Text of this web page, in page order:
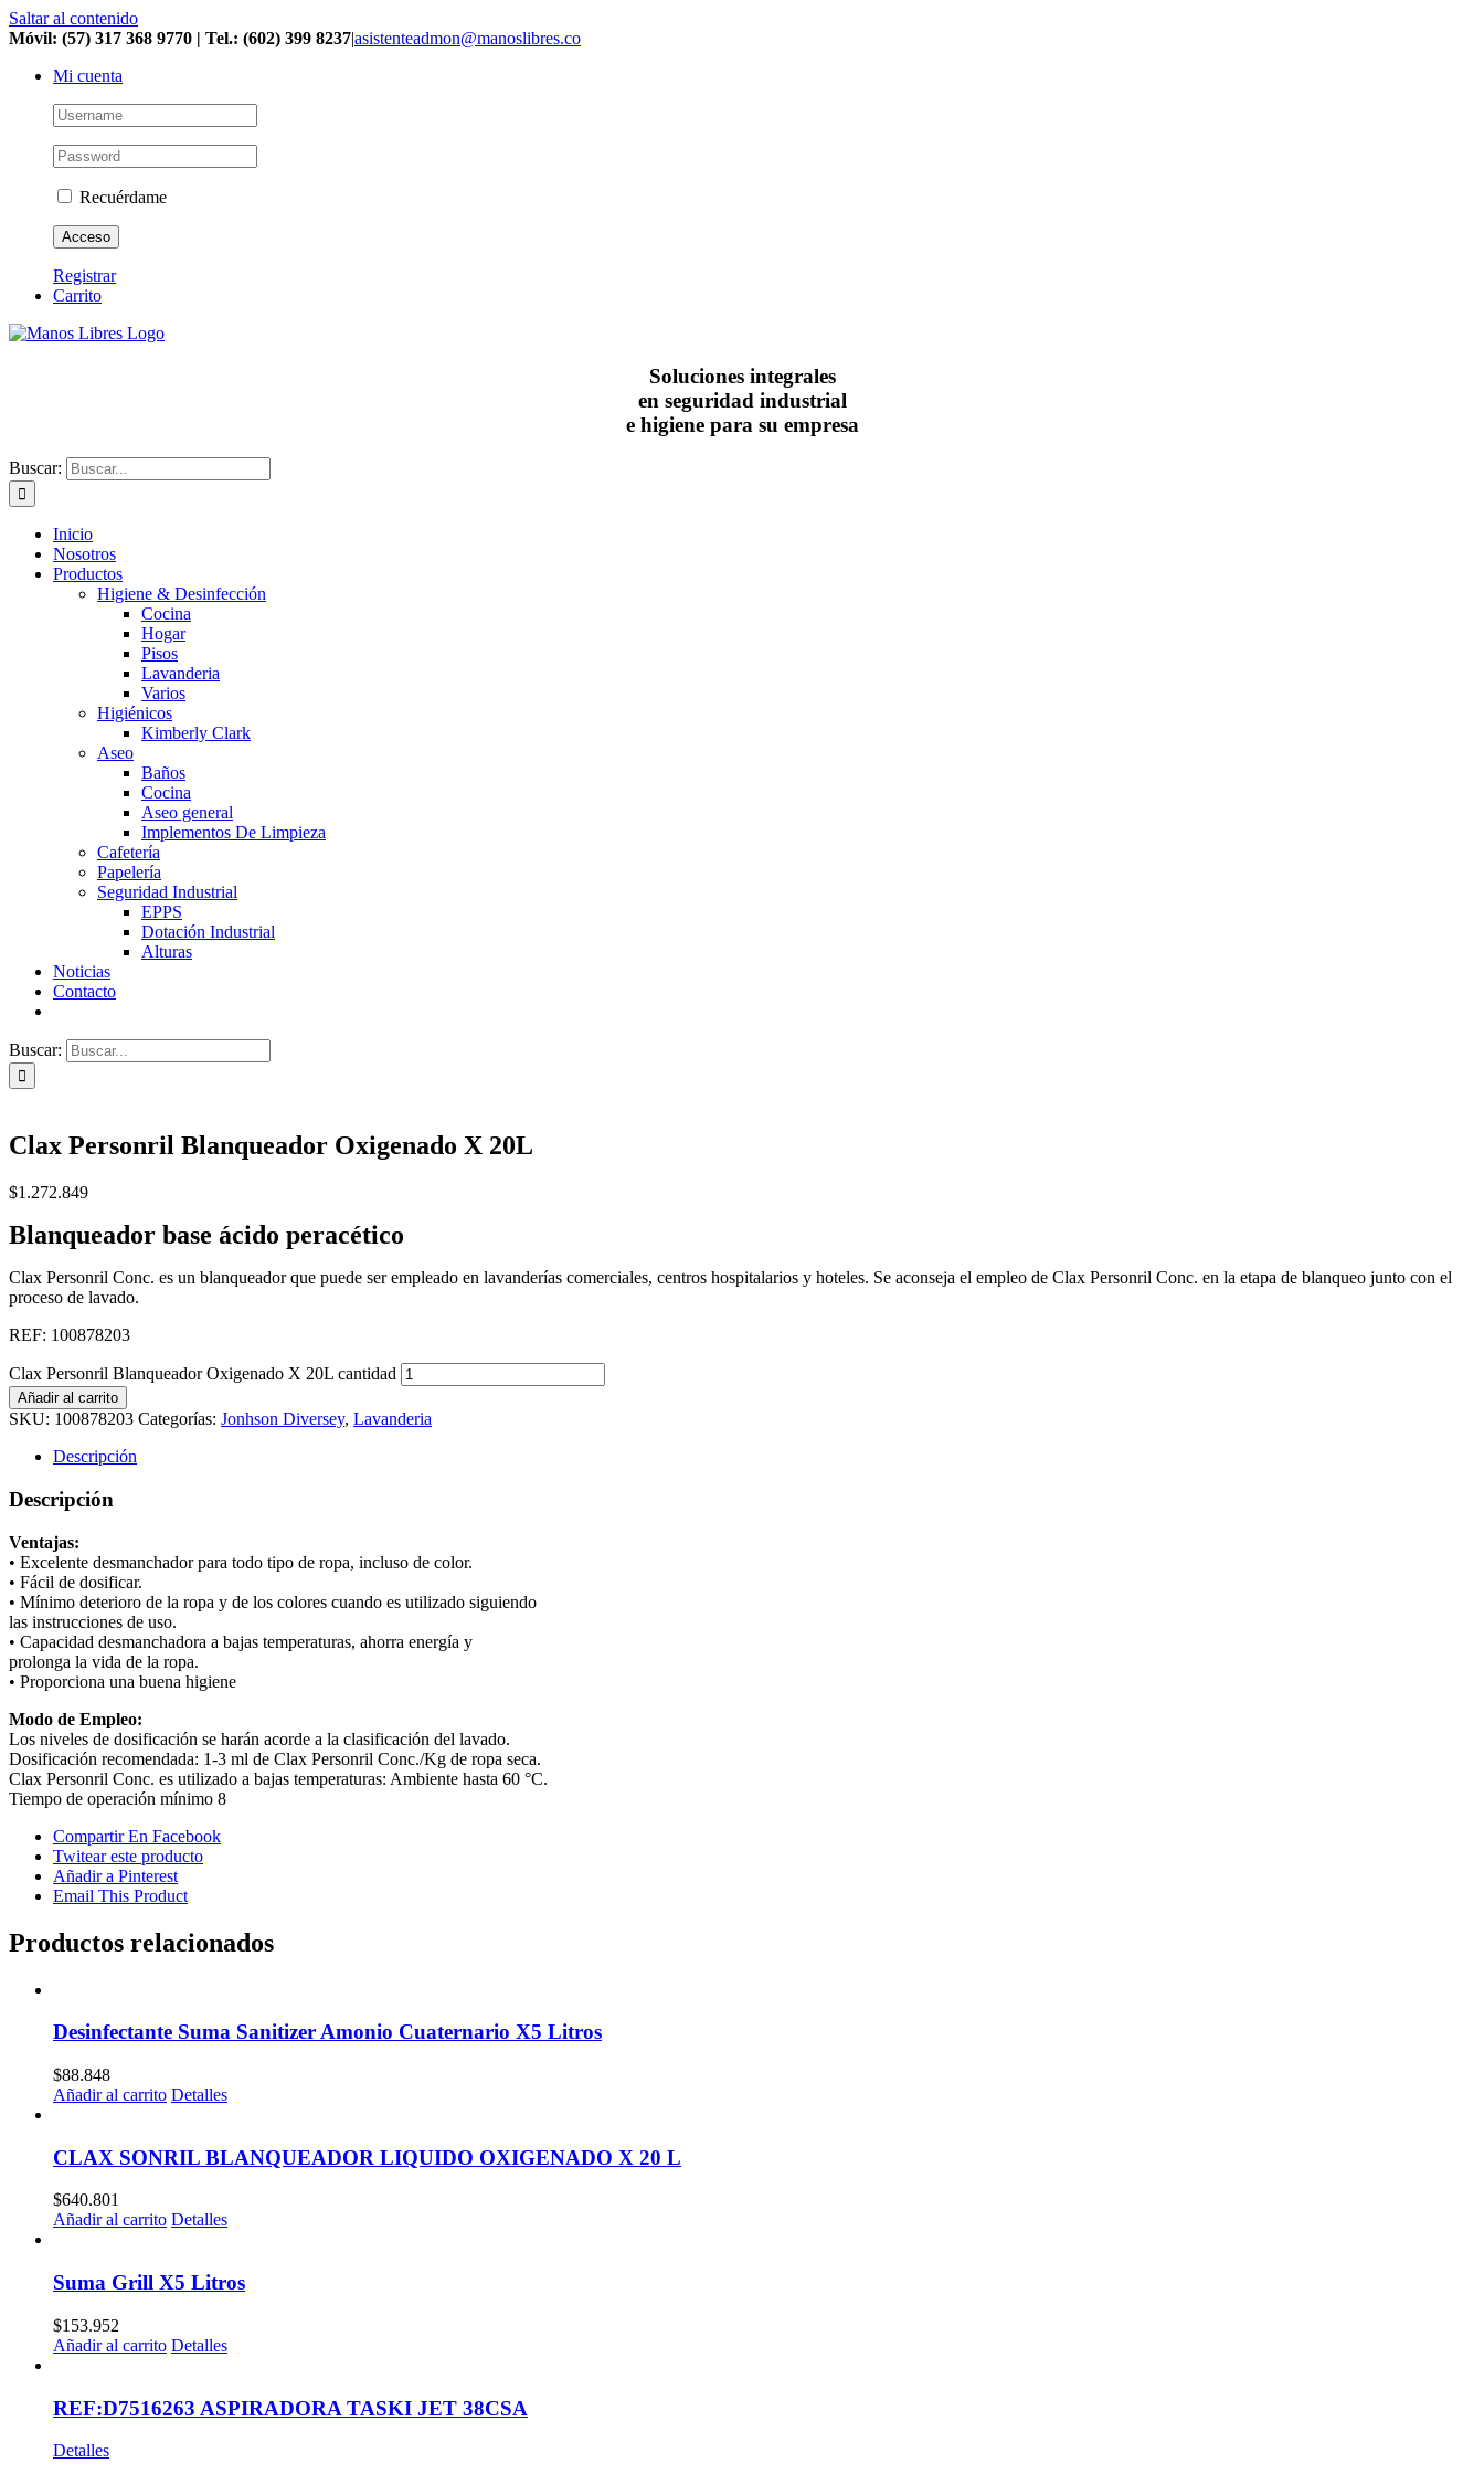
Saltar al contenido
Móvil: (57) 317 368 9770 | Tel.: (602) 399 8237|asistenteadmon@manoslibres.co
Mi cuenta
Recuérdame
Registrar
Carrito
Soluciones integrales
en seguridad industrial
e higiene para su empresa
Buscar:
Inicio
Nosotros
Productos
Higiene & Desinfección
Cocina
Hogar
Pisos
Lavanderia
Varios
Higiénicos
Kimberly Clark
Aseo
Baños
Cocina
Aseo general
Implementos De Limpieza
Cafetería
Papelería
Seguridad Industrial
EPPS
Dotación Industrial
Alturas
Noticias
Contacto
Buscar:
Clax Personril Blanqueador Oxigenado X 20L
$1.272.849
Blanqueador base ácido peracético
Clax Personril Conc. es un blanqueador que puede ser empleado en lavanderías comerciales, centros hospitalarios y hoteles. Se aconseja el empleo de Clax Personril Conc. en la etapa de blanqueo junto con el
proceso de lavado.
REF: 100878203
Clax Personril Blanqueador Oxigenado X 20L cantidad
Añadir al carrito
SKU: 100878203 Categorías: Jonhson Diversey, Lavanderia
Descripción
Descripción
Ventajas:
• Excelente desmanchador para todo tipo de ropa, incluso de color.
• Fácil de dosificar.
• Mínimo deterioro de la ropa y de los colores cuando es utilizado siguiendo
las instrucciones de uso.
• Capacidad desmanchadora a bajas temperaturas, ahorra energía y
prolonga la vida de la ropa.
• Proporciona una buena higiene
Modo de Empleo:
Los niveles de dosificación se harán acorde a la clasificación del lavado.
Dosificación recomendada: 1-3 ml de Clax Personril Conc./Kg de ropa seca.
Clax Personril Conc. es utilizado a bajas temperaturas: Ambiente hasta 60 °C.
Tiempo de operación mínimo 8
Compartir En Facebook
Twitear este producto
Añadir a Pinterest
Email This Product
Productos relacionados
Desinfectante Suma Sanitizer Amonio Cuaternario X5 Litros
$88.848
Añadir al carrito Detalles
CLAX SONRIL BLANQUEADOR LIQUIDO OXIGENADO X 20 L
$640.801
Añadir al carrito Detalles
Suma Grill X5 Litros
$153.952
Añadir al carrito Detalles
REF:D7516263 ASPIRADORA TASKI JET 38CSA
Detalles